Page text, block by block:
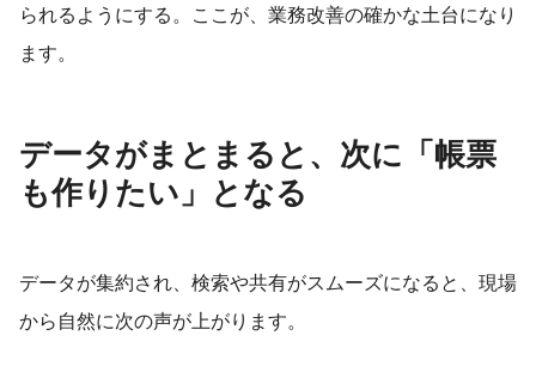
られるようにする。ここが、業務改善の確かな土台になり
ます。
データがまとまると、次に「帳票
も作りたい」となる
データが集約され、検索や共有がスムーズになると、現場
から自然に次の声が上がります。